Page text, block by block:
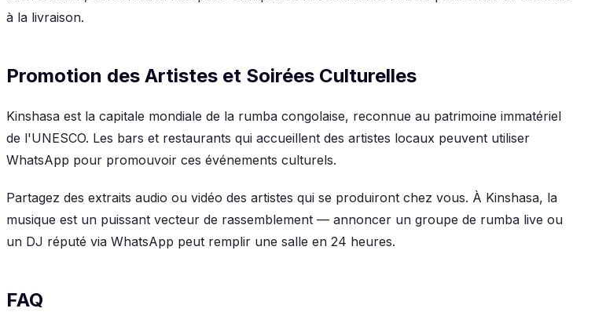
à la livraison.
Promotion des Artistes et Soirées Culturelles
Kinshasa est la capitale mondiale de la rumba congolaise, reconnue au patrimoine immatériel
de l'UNESCO. Les bars et restaurants qui accueillent des artistes locaux peuvent utiliser
WhatsApp pour promouvoir ces événements culturels.
Partagez des extraits audio ou vidéo des artistes qui se produiront chez vous. À Kinshasa, la
musique est un puissant vecteur de rassemblement — annoncer un groupe de rumba live ou
un DJ réputé via WhatsApp peut remplir une salle en 24 heures.
FAQ